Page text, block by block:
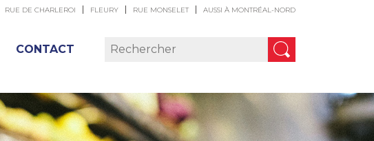
RUE DE CHARLEROI FLEURY RUE MONSELET AUSSI À MONTRÉAL-NORD
CONTACT